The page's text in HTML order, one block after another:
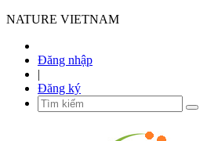
NATURE VIETNAM
Đăng nhập
|
Đăng ký